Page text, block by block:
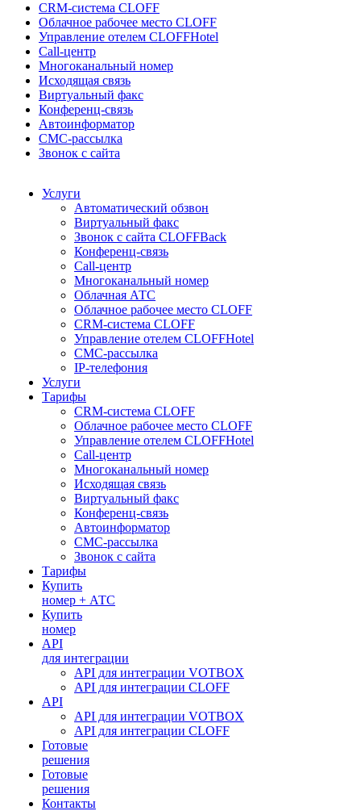
CRM-система CLOFF
Облачное рабочее место CLOFF
Управление отелем CLOFFHotel
Call-центр
Многоканальный номер
Исходящая связь
Виртуальный факс
Конференц-связь
Автоинформатор
СМС-рассылка
Звонок с сайта
Услуги
Автоматический обзвон
Виртуальный факс
Звонок с сайта CLOFFBack
Конференц-связь
Call-центр
Многоканальный номер
Облачная АТС
Облачное рабочее место CLOFF
CRM-система CLOFF
Управление отелем CLOFFHotel
СМС-рассылка
IP-телефония
Услуги
Тарифы
CRM-система CLOFF
Облачное рабочее место CLOFF
Управление отелем CLOFFHotel
Call-центр
Многоканальный номер
Исходящая связь
Виртуальный факс
Конференц-связь
Автоинформатор
СМС-рассылка
Звонок с сайта
Тарифы
Купить
номер + АТС
Купить
номер
API
для интеграции
API для интеграции VOTBOX
API для интеграции CLOFF
API
API для интеграции VOTBOX
API для интеграции CLOFF
Готовые
решения
Готовые
решения
Контакты